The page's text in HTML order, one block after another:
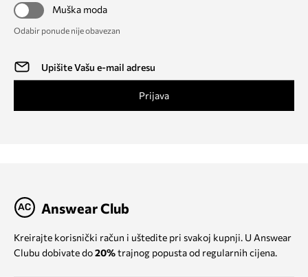
Muška moda
Odabir ponude nije obavezan
Prijava
Answear Club
Kreirajte korisnički račun i uštedite pri svakoj kupnji. U Answear
Clubu dobivate do20%trajnog popusta od regularnih cijena.